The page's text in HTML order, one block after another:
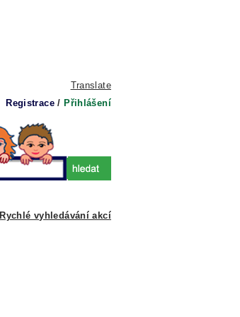
Translate
Registrace / Přihlášení
Rychlé vyhledávání akcí